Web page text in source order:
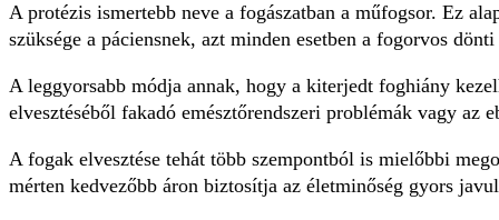
A protézis ismertebb neve a fogászatban a műfogsor. Ez
szüksége a páciensnek, azt minden esetben a fogorvos
A leggyorsabb módja annak, hogy a kiterjedt foghiány
elvesztéséből fakadó emésztőrendszeri problémák vagy az
A fogak elvesztése tehát több szempontból is mielőbbi
mérten kedvezőbb áron biztosítja az életminőség gyors